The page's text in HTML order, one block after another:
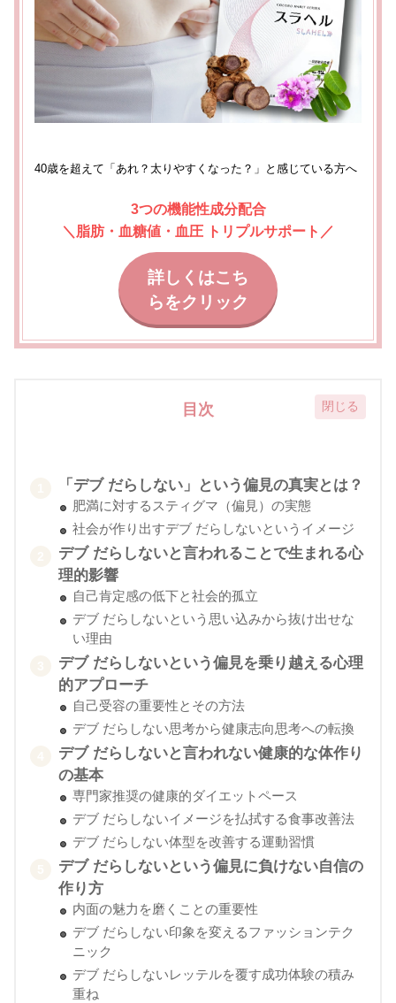
40歳を超えて「あれ？太りやすくなった？」と感じている方へ
3つの機能性成分配合
＼脂肪・血糖値・血圧 トリプルサポート ／
詳しくはこち
らをクリック
目次
「デブ だらしない」という偏見の真実とは？
肥満に対するスティグマ（偏見）の実態
社会が作り出すデブ だらしないというイメージ
デブ だらしないと言われることで生まれる心
理的影響
自己肯定感の低下と社会的孤立
デブ だらしないという思い込みから抜け出せな
い理由
デブ だらしないという偏見を乗り越える心理
的アプローチ
自己受容の重要性とその方法
デブ だらしない思考から健康志向思考への転換
デブ だらしないと言われない健康的な体作り
の基本
専門家推奨の健康的ダイエットペース
デブ だらしないイメージを払拭する食事改善法
デブ だらしない体型を改善する運動習慣
デブ だらしないという偏見に負けない自信の
作り方
内面の魅力を磨くことの重要性
デブ だらしない印象を変えるファッションテク
ニック
デブ だらしないレッテルを覆す成功体験の積み
重ね